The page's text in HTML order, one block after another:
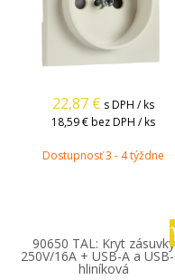
22,87 € s DPH / ks
18,59 €bez DPH / ks
Dostupnosť 3 - 4 týždne
90650 TAL: Kryt zásuvky
250V/16A + USB-A a USB-C,
hliníková